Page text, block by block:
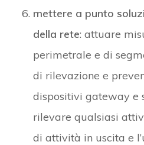
mettere a punto
della rete: attuare
perimetrale e di
di rilevazione e
dispositivi gateway e
rilevare qualsiasi
di attività in uscita e